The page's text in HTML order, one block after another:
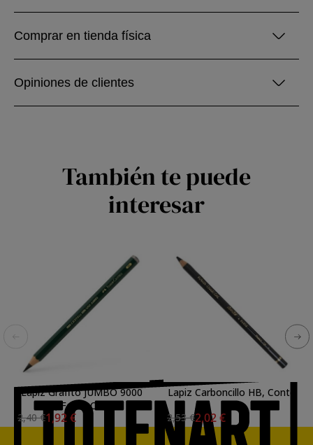
Comprar en tienda física
Opiniones de clientes
También te puede
interesar
Lapiz Grafito JUMBO 9000
8B, Faber-Castell
2,40 €1,92 €
Lapiz Carboncillo HB, Conte
2,53 €2,02 €